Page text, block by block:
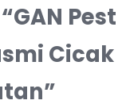
Pest
Cicak